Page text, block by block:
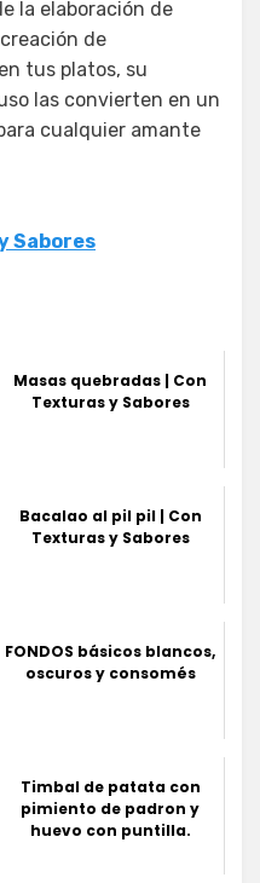
la elaboración de
de
tus platos, su
las convierten en un
cualquier amante
Sabores
Masas quebradas | Con
Texturas y Sabores
Bacalao al pil pil | Con
Texturas y Sabores
FONDOS básicos blancos,
oscuros y consomés
Timbal de patata con
pimiento de padron y
huevo con puntilla.